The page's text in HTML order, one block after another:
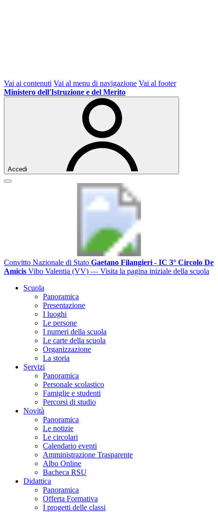
Vai ai contenuti Vai al menu di navigazione Vai al footer
Ministero dell'Istruzione e del Merito
Accedi
Convitto Nazionale di Stato Gaetano Filangieri - IC 3° Circolo De
Amicis Vibo Valentia (VV) — Visita la pagina iniziale della scuola
Scuola
Panoramica
Presentazione
I luoghi
Le persone
I numeri della scuola
Le carte della scuola
Organizzazione
La storia
Servizi
Panoramica
Personale scolastico
Famiglie e studenti
Percorsi di studio
Novità
Panoramica
Le notizie
Le circolari
Calendario eventi
Amministrazione Trasparente
Albo Online
Bacheca RSU
Didattica
Panoramica
Offerta Formativa
I progetti delle classi